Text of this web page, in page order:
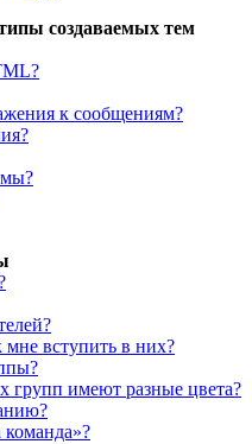
создаваемых тем
к сообщениям?
мне вступить в них?
групп имеют разные цвета?